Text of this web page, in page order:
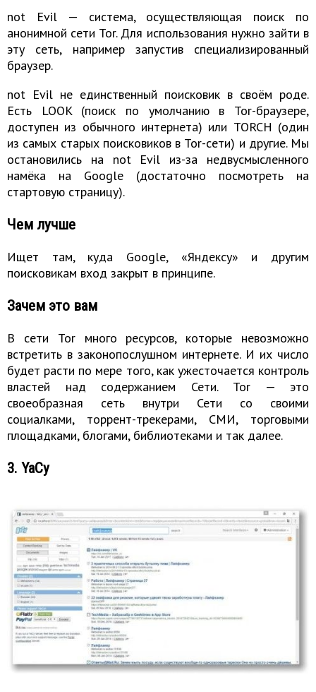
not Evil — система, осуществляющая поиск по
анонимной сети Tor. Для использования нужно зайти в
эту сеть, например запустив специализированный
браузер.
not Evil не единственный поисковик в своём роде.
Есть LOOK (поиск по умолчанию в Tor-браузере,
доступен из обычного интернета) или TORCH (один
из самых старых поисковиков в Tor-сети) и другие. Мы
остановились на not Evil из-за недвусмысленного
намёка на Google (достаточно посмотреть на
стартовую страницу).
Чем лучше
Ищет там, куда Google, «Яндексу» и другим
поисковикам вход закрыт в принципе.
Зачем это вам
В сети Tor много ресурсов, которые невозможно
встретить в законопослушном интернете. И их число
будет расти по мере того, как ужесточается контроль
властей над содержанием Сети. Tor — это
своеобразная сеть внутри Сети со своими
социалками, торрент-трекерами, СМИ, торговыми
площадками, блогами, библиотеками и так далее.
3. YaCy